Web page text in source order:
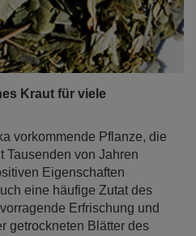
Kraut für viele
vorkommende Pflanze, die
Tausenden von Jahren
Eigenschaften
eine häufige Zutat des
Erfrischung und
getrockneten Blätter des